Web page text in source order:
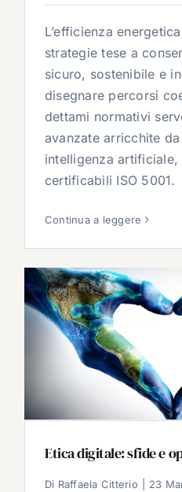
L’efficienza
strategie tese a
sicuro, sostenibile e
disegnare percorsi
dettami normativi
avanzate arricchite
intelligenza artificiale,
certificabili ISO 5001.
Continua a leggere
Etica digitale: sfide e
Di Raffaela Citterio 23